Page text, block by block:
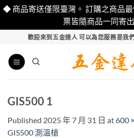
◆ 商品寄送僅限臺灣。 訂購之商品
票皆隨商品一同寄出
content
歡迎來到五金達人 可以為您服務是我
GIS500 1
Published 2025 年 7 月 31 日 at600
GIS500 測溫槍